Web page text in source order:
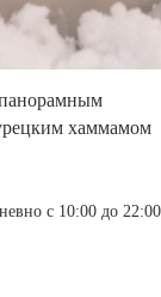
хаммамом
с 10:00 до 22:00